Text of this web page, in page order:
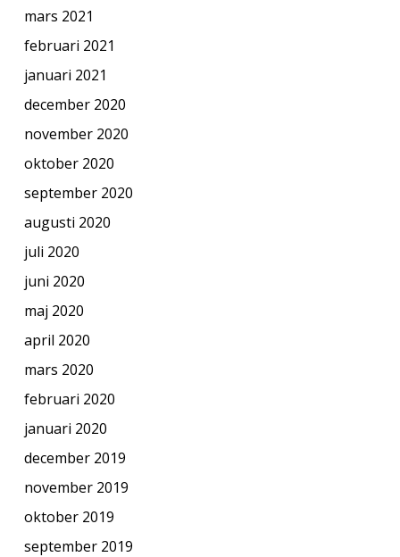
mars 2021
februari 2021
januari 2021
december 2020
november 2020
oktober 2020
september 2020
augusti 2020
juli 2020
juni 2020
maj 2020
april 2020
mars 2020
februari 2020
januari 2020
december 2019
november 2019
oktober 2019
september 2019